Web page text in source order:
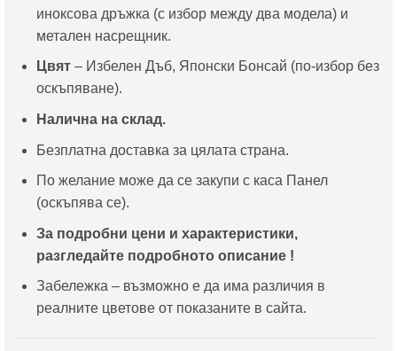
иноксова дръжка (с избор между два модела) и
метален насрещник.
Цвят– Избелен Дъб, Японски Бонсай (по-избор без
оскъпяване).
Налична на склад.
Безплатна доставка за цялата страна.
По желание може да се закупи с каса Панел
(оскъпява се).
За подробни цени и характеристики,
разгледайте подробното описание !
Забележка – възможно е да има различия в
реалните цветове от показаните в сайта.